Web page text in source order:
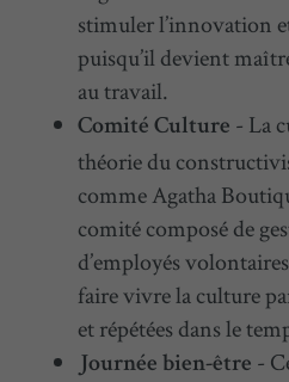
stimuler l’innovation
puisqu’il devient
au travail.
Comité Culture - La
théorie du
comme Agatha
comité composé de
d’employés
faire vivre la culture
et répétées dans le
Journée bien-être -